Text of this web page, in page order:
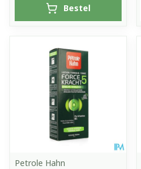
Bestel
Petrole Hahn